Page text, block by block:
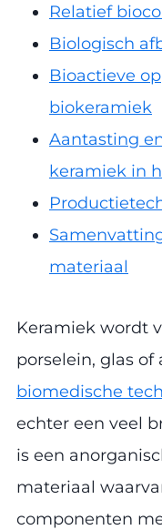
Relatief
Biologisch
Bioactieve
biokeramiek
Aantasting
keramiek in
materiaal
Keramiek wordt
porselein, glas
biomedische
echter een veel
is een
materiaal
componenten